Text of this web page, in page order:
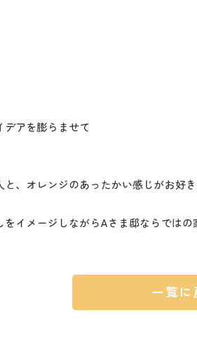
デアを膨らませて
、オレンジのあったかい感じがお好
イメージしながらAさま邸ならではの
一覧に